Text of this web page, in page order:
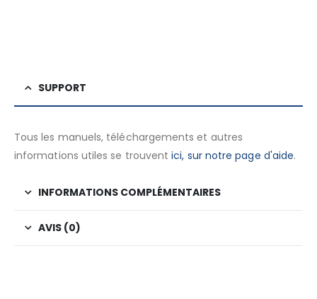
SUPPORT
Tous les manuels, téléchargements et autres
informations utiles se trouventici, sur notre page d'aide.
INFORMATIONS COMPLÉMENTAIRES
AVIS (0)